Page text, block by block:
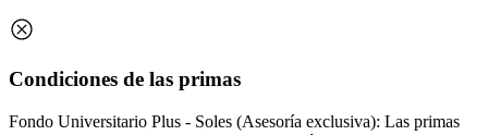
Condiciones de las primas
Fondo Universitario Plus - Soles (Asesoría exclusiva): Las primas